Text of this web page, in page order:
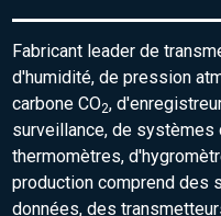
Fabricant leader de
d'humidité, de pression
carbone CO2,
surveillance, de
thermomètres,
production comprend des
données, des